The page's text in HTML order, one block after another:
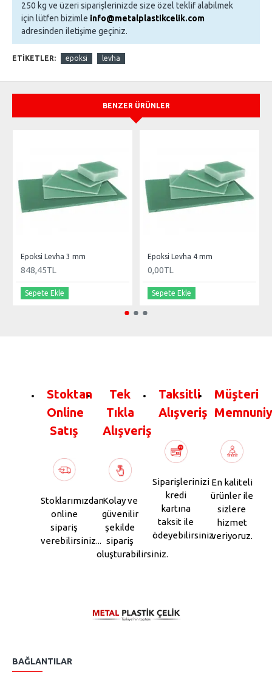
250 kg ve üzeri siparişlerinizde size özel teklif alabilmek
için lütfen bizimle info@metalplastikcelik.com
adresinden iletişime geçiniz.
ETIKETLER: epoksi levha
BENZER ÜRÜNLER
Epoksi Levha 3 mm
848,45TL
Sepete Ekle
Epoksi Levha 4 mm
0,00TL
Sepete Ekle
Stoktan
Online
Satış
Stoklarımızdan
online
sipariş
verebilirsiniz...
Tek
Tıkla
Alışveriş
Kolay ve
güvenilir
şekilde
sipariş
oluşturabilirsiniz.
Taksitli
Alışveriş
Siparişlerinizi
kredi
kartına
taksit ile
ödeyebilirsiniz.
Müşteri
En kaliteli
ürünler ile
sizlere
hizmet
veriyoruz.
BAĞLANTILAR